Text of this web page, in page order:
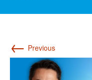
← Previous